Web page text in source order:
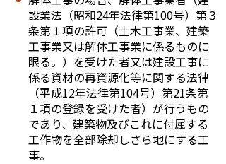
設業法（昭和24年法律第100号）第３
条第１項の許可（土木工事業、建築
工事業又は解体工事業に係るものに
限る。）を受けた者又は建設工事に
係る資材の再資源化等に関する法律
（平成12年法律第104号）第21条第
１項の登録を受けた者）が行うもの
であり、建築物及びこれに付属する
工作物を全部除却しさら地にする工
事。